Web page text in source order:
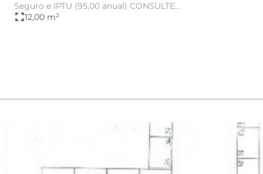
Seguro e IPTU (95,00 anual) CONSULTE
DISPONIBILIDADE E VA...
fullscreen12,00 m²